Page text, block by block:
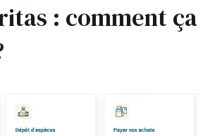
: comment ça